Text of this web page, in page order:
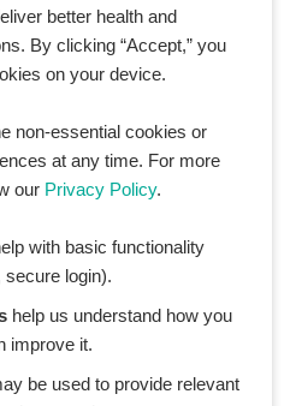
better health and
By clicking “Accept,” you
on your device.
non-essential cookies or
at any time. For more
our Privacy Policy.
with basic functionality
secure login).
help us understand how you
improve it.
be used to provide relevant